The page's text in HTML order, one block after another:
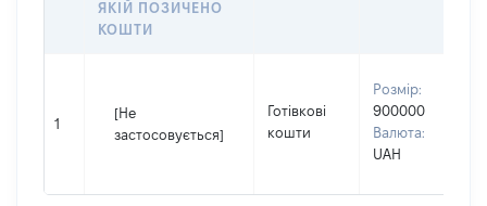
ЯКІЙ ПОЗИЧЕНО
КОШТИ
1
[Не
застосовується]
Готівкові
кошти
Розмір:
900000
Валюта:
UAH